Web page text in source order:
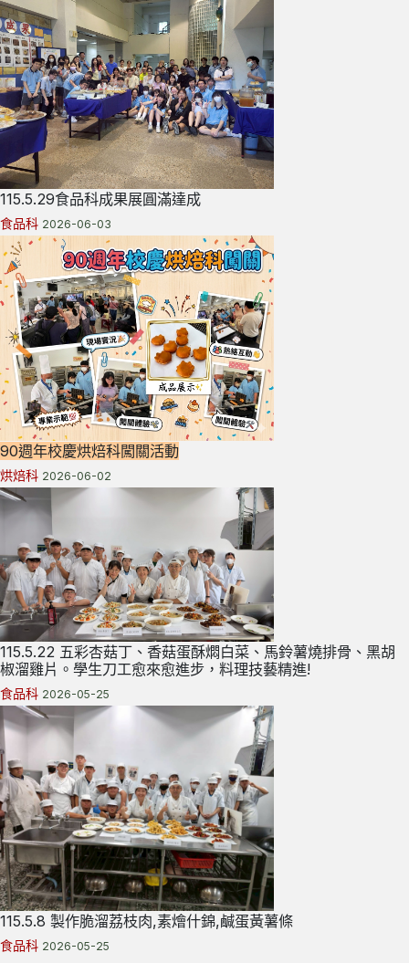
115.5.29食品科成果展圓滿達成
食品科 2026-06-03
90週年校慶烘焙科闖關活動
烘焙科 2026-06-02
115.5.22 五彩杏菇丁、香菇蛋酥燜白菜、馬鈴薯燒排骨、黑胡
椒溜雞片。學生刀工愈來愈進步，料理技藝精進!
食品科 2026-05-25
115.5.8 製作脆溜荔枝肉,素燴什錦,鹹蛋黃薯條
食品科 2026-05-25